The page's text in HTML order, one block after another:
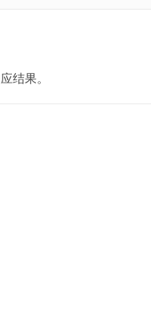
结果。